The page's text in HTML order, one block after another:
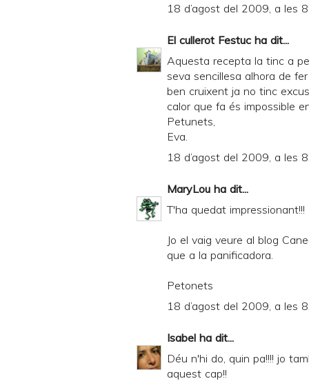
18 d’agost del 2009, a les
El cullerot Festuc ha dit...
Aquesta recepta la tinc a
seva sencillesa alhora de
ben cruixent ja no tinc
calor que fa és impossible
Petunets,
Eva.
18 d’agost del 2009, a les
MaryLou ha dit...
T'ha quedat impressionant!!!
Jo el vaig veure al blog
que a la panificadora.
Petonets
18 d’agost del 2009, a les
Isabel ha dit...
Déu n'hi do, quin pa!!!! jo
aquest cap!!